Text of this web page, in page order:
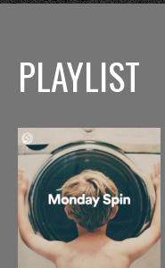
PLAYLIST